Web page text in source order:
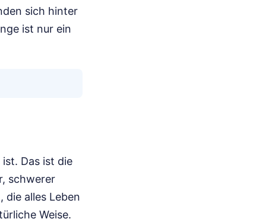
sich hinter
ist nur ein
Das ist die
schwerer
alles Leben
Weise.